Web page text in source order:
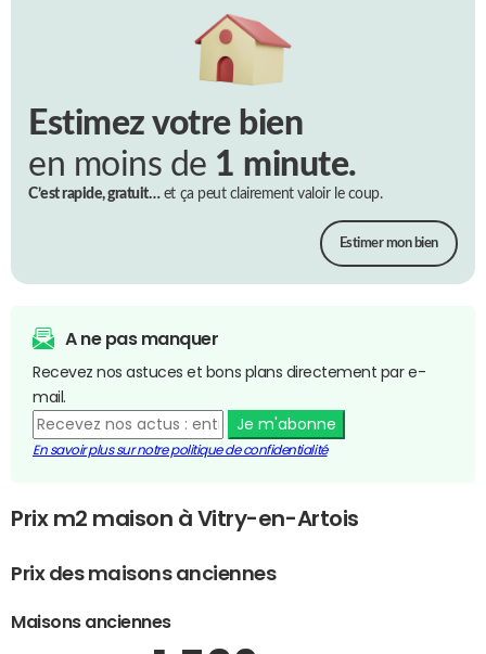
Estimez votre bien
en moins de 1 minute.
C’est rapide, gratuit…et ça peut clairement valoir le coup.
Estimer mon bien
A ne pas manquer
Recevez nos astuces et bons plans directement par e-
mail.
Je m'abonne
En savoir plus sur notre politique de confidentialité
Prix m2 maison à Vitry-en-Artois
Prix des maisons anciennes
Maisons anciennes